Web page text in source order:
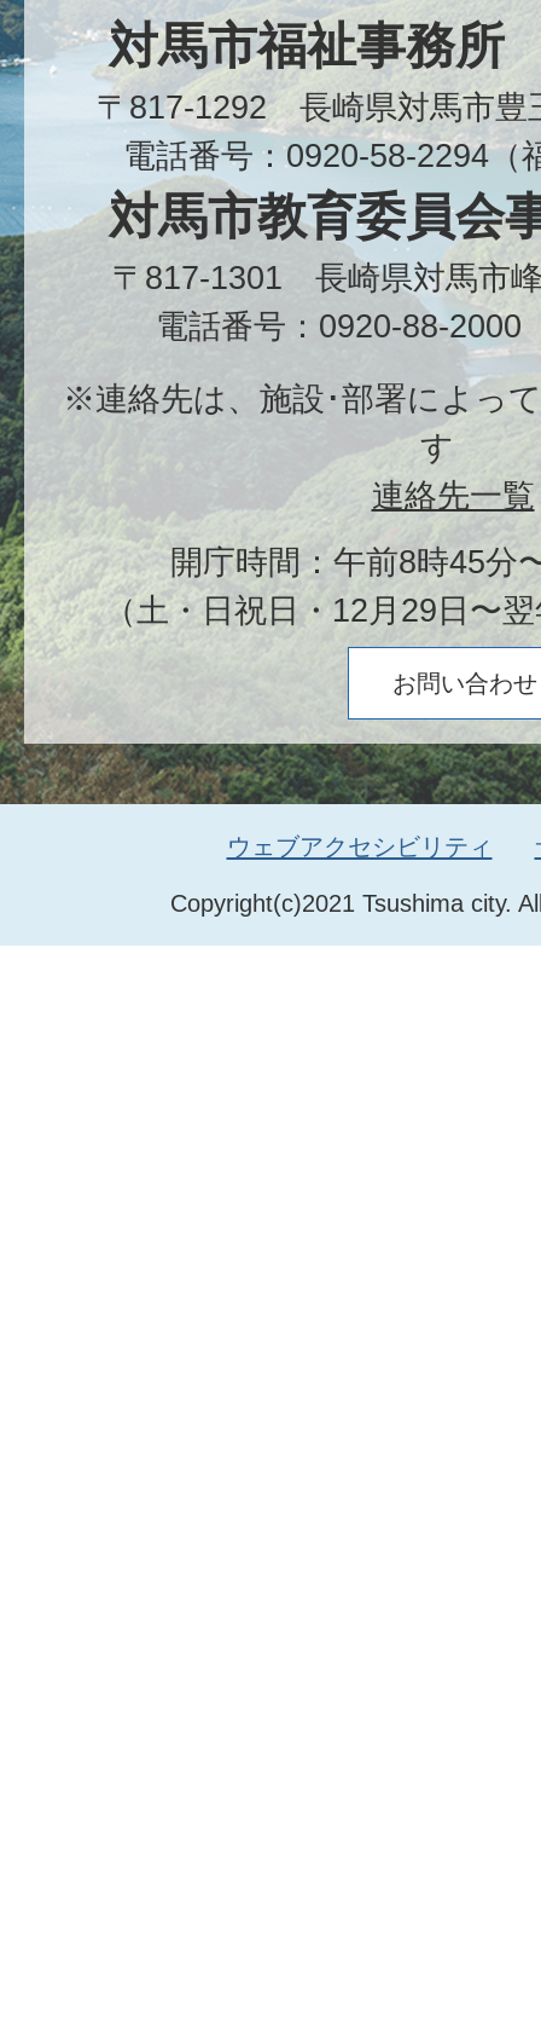
対馬市福祉事務所
〒817-1292 長崎県対馬市
電話番号：0920-58-2294（
対馬市教育委員会
〒817-1301 長崎県対馬市
電話番号：0920-88-2000
※連絡先は、施設･部署によっ
す
連絡先一覧
開庁時間：午前8時45分
（土・日祝日・12月29日〜
お問い合わせ
Copyright(c)2021 Tsushima city.
ウェブアクセシビリティ